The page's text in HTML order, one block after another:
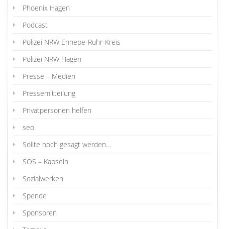
Phoenix Hagen
Podcast
Polizei NRW Ennepe-Ruhr-Kreis
Polizei NRW Hagen
Presse – Medien
Pressemitteilung
Privatpersonen helfen
seo
Sollte noch gesagt werden…
SOS – Kapseln
Sozialwerken
Spende
Sponsoren